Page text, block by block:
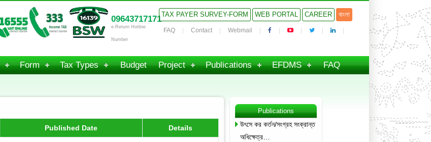
09643717171
e-Return Hotline
Number
TAX PAYER SURVEY-FORM WEB PORTAL CAREER বাংলা
FAQ Contact Webmail
Form Tax Types Budget Project Publications EFDMS FAQ
Published Date Details
Publications
উৎসে কর কর্তন/সংগ্রহ সংক্রান্ত
অধিক্ষেত্র…